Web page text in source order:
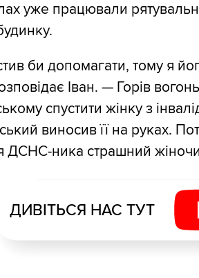
уже працювали
би допомагати, тому я
Іван. — Горів
спустити жінку з
виносив її на руках.
ДСНС-ника страшний
ДИВІТЬСЯ НАС ТУТ